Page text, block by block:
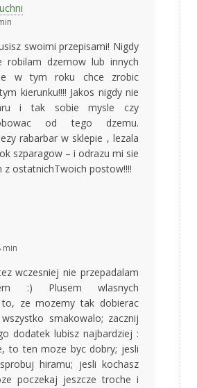
swoimi przepisami! Nigdy
robilam dzemow lub innych
w tym roku chce zrobic
kierunku!!!! Jakos nigdy nie
i tak sobie mysle czy
od tego dzemu.
rabarbar w sklepie , lezala
szparagow – i odrazu mi sie
z ostatnichTwoich postow!!!!
min
wczesniej nie przepadalam
:) Plusem wlasnych
ze mozemy tak dobierac
smakowalo; zacznij
dodatek lubisz najbardziej :
to ten moze byc dobry; jesli
hiramu; jesli kochasz
poczekaj jeszcze troche i